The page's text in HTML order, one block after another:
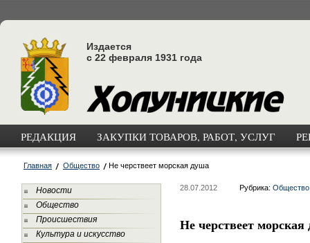
Издается
с 22 февраля 1931 года
РЕДАКЦИЯ ЗАКУПКИ ТОВАРОВ, РАБОТ, УСЛУГ
Главная Общество Не черствеет морская душа
Новости
Общество
Происшествия
Культура и искусство
28.07.2012 Рубрика: Общество
Не черствеет